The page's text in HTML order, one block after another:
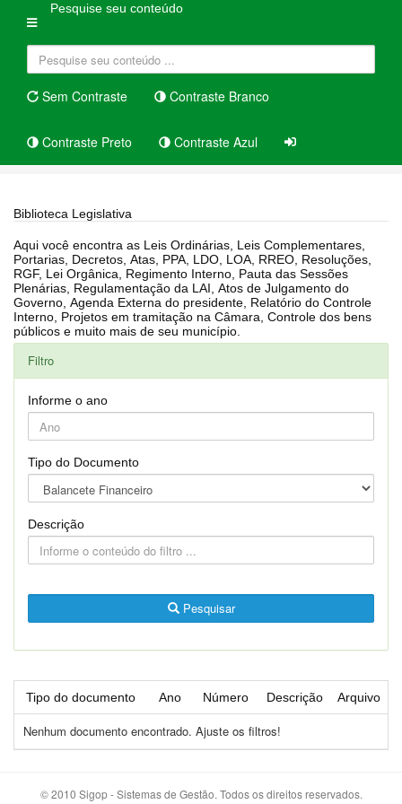
Pesquise seu conteúdo
Sem Contraste Contraste Branco
Contraste Preto Contraste Azul
Biblioteca Legislativa
Aqui você encontra as Leis Ordinárias, Leis Complementares,
Portarias, Decretos, Atas, PPA, LDO, LOA, RREO, Resoluções,
RGF, Lei Orgânica, Regimento Interno, Pauta das Sessões
Plenárias, Regulamentação da LAI, Atos de Julgamento do
Governo, Agenda Externa do presidente, Relatório do Controle
Interno, Projetos em tramitação na Câmara, Controle dos bens
públicos e muito mais de seu município.
Filtro
Informe o ano
Tipo do Documento
Descrição
Pesquisar
Tipo do documento Ano Número Descrição Arquivo
Nenhum documento encontrado. Ajuste os filtros!
© 2010 Sigop - Sistemas de Gestão. Todos os direitos reservados.